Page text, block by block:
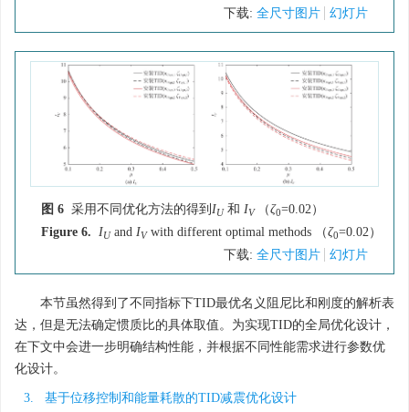
下载: 全尺寸图片 幻灯片
图 6 采用不同优化方法的得到 IU和 IV （ζ0=0.02）
Figure 6.
IUand IVwith different optimal methods （ζ0=0.02）
下载: 全尺寸图片 幻灯片
本节虽然得到了不同指标下TID最优名义阻尼比和刚度的解析表
达，但是无法确定惯质比的具体取值。为实现TID的全局优化设计，
在下文中会进一步明确结构性能，并根据不同性能需求进行参数优
化设计。
3. 基于位移控制和能量耗散的TID减震优化设计